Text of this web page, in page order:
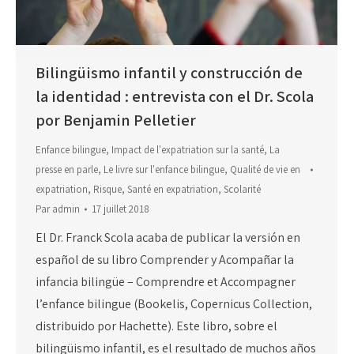
Bilingüismo infantil y construcción de
la identidad : entrevista con el Dr. Scola
por Benjamin Pelletier
Enfance bilingue, Impact de l'expatriation sur la santé, La
presse en parle, Le livre sur l'enfance bilingue, Qualité de vie en
expatriation, Risque, Santé en expatriation, Scolarité
Paradmin 17 juillet 2018
El Dr. Franck Scola acaba de publicar la versión en
español de su libro Comprender y Acompañar la
infancia bilingüe – Comprendre et Accompagner
l’enfance bilingue (Bookelis, Copernicus Collection,
distribuido por Hachette). Este libro, sobre el
bilingüismo infantil, es el resultado de muchos años